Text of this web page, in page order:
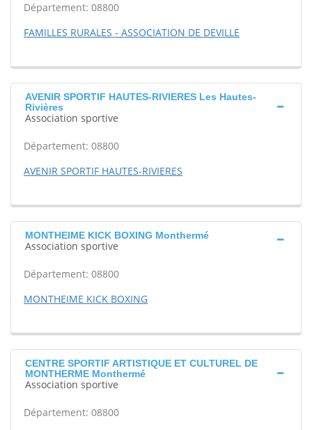
Département: 08800
FAMILLES RURALES - ASSOCIATION DE DEVILLE
AVENIR SPORTIF HAUTES-RIVIERES Les Hautes-
Rivières
Association sportive
Département: 08800
AVENIR SPORTIF HAUTES-RIVIERES
MONTHEIME KICK BOXING Monthermé
Association sportive
Département: 08800
MONTHEIME KICK BOXING
CENTRE SPORTIF ARTISTIQUE ET CULTUREL DE
MONTHERME Monthermé
Association sportive
Département: 08800